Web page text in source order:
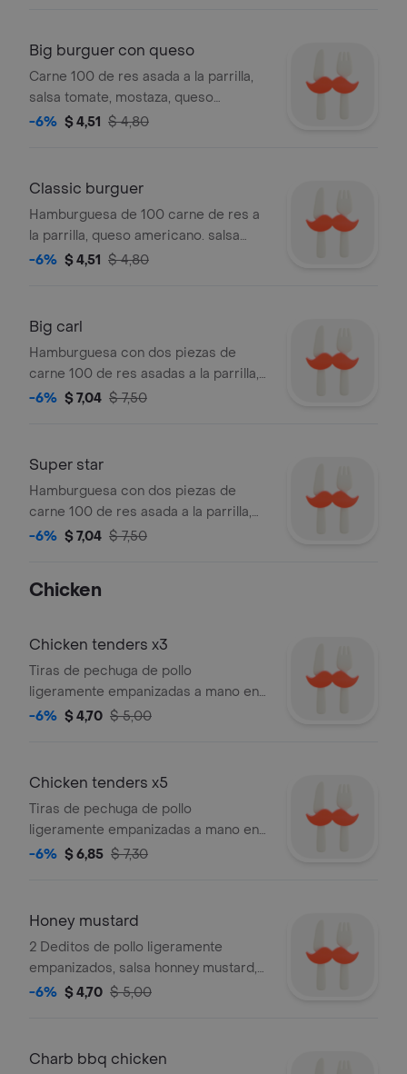
Big burguer con queso
Carne 100 de res asada a la parrilla,
salsa tomate, mostaza, queso
americano, cebolla y pepinillo
-6% $ 4,51 $ 4,80
Classic burguer
Hamburguesa de 100 carne de res a
la parrilla, queso americano. salsa
clásica y lechuga.
-6% $ 4,51 $ 4,80
Big carl
Hamburguesa con dos piezas de
carne 100 de res asadas a la parrilla,
nuestra salsa clásica, dos rebanadas
-6% $ 7,04 $ 7,50
Super star
Hamburguesa con dos piezas de
carne 100 de res asada a la parrilla,
salsa especial, queso americano,
-6% $ 7,04 $ 7,50
Chicken
Chicken tenders x3
Tiras de pechuga de pollo
ligeramente empanizadas a mano en
el momento que las ordenas y fritas
elección: honney mustard, buttermilk
-6% $ 4,70 $ 5,00
Chicken tenders x5
Tiras de pechuga de pollo
ligeramente empanizadas a mano en
el momento que las ordenas y fritas
elección: honney mustard, buttermilk
ranch o bold bbq.
-6% $ 6,85 $ 7,30
Honey mustard
2 Deditos de pollo ligeramente
empanizados, salsa honney mustard,
tomate y lechuga.
-6% $ 4,70 $ 5,00
Charb bbq chicken